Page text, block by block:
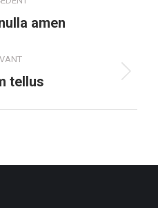
Ongletamen
Projets
tellus